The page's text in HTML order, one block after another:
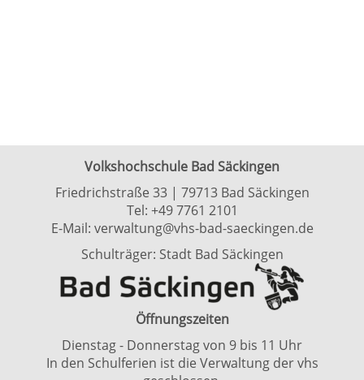
Volkshochschule Bad Säckingen
Friedrichstraße 33 | 79713 Bad Säckingen
Tel: +49 7761 2101
E-Mail: verwaltung@vhs-bad-saeckingen.de
Schulträger: Stadt Bad Säckingen
Öffnungszeiten
Dienstag - Donnerstag von 9 bis 11 Uhr
In den Schulferien ist die Verwaltung der vhs